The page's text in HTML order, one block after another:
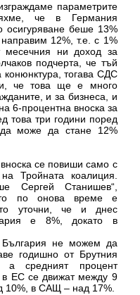
параметрите
че в Германия
осигуряване беше 13%
12%, т.е. с 1%
месечния ни доход за
подчерта, че тъй
конюнктура, тогава СДС
че това ще е много
и за бизнеса, и
6-процентна вноска за
това три години поред
може да стане 12%
вноска се повиши само с
Тройната коалиция.
Сергей Станишев“,
по онова време е
уточни, че и днес
е 8%, докато в
не можем да
годишно от Брутния
а средният процент
в ЕС се движат между 9
10%, в САЩ – над 17%.